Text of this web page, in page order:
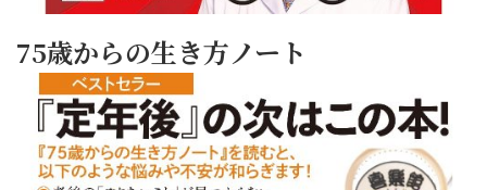
75歳からの生き方ノート